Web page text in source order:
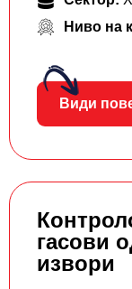
Ниво на
Види
гасови
извори